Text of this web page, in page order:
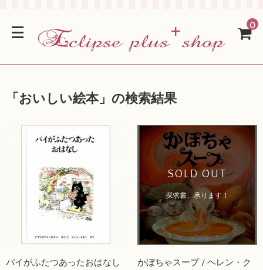
0
「 おいしい絵本」の検索結果
パイがふたつあったおはなし
SOLD OUT
探求書、承ります！
かぼちゃスープ / ヘレン・ク